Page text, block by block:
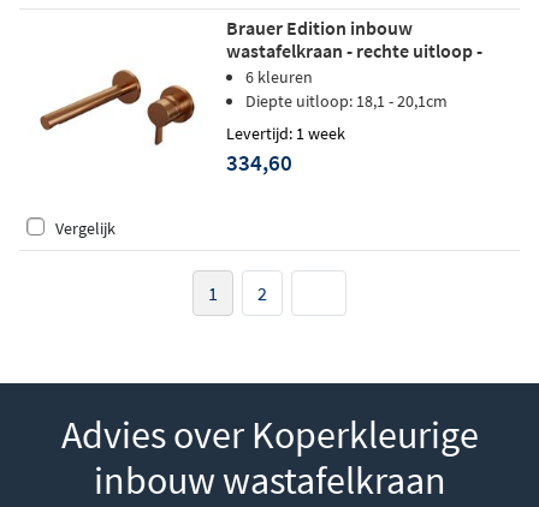
Brauer Edition inbouw
wastafelkraan - rechte uitloop -
rozetten - hendel 2 rechts -
geborsteld koper PVD
6 kleuren
Diepte uitloop: 18,1 - 20,1cm
Levertijd: 1 week
334,60
Vergelijk
1 2
Advies over Koperkleurige
inbouw wastafelkraan